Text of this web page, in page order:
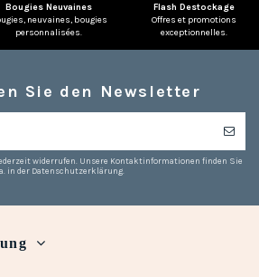
Bougies Neuvaines
neuvaines, bougies
personnalisées.
Flash Destockage
Offres et promotions
exceptionnelles.
Sie den Newsletter
widerrufen. Unsere Kontaktinformationen finden Sie
in der Datenschutzerklärung.